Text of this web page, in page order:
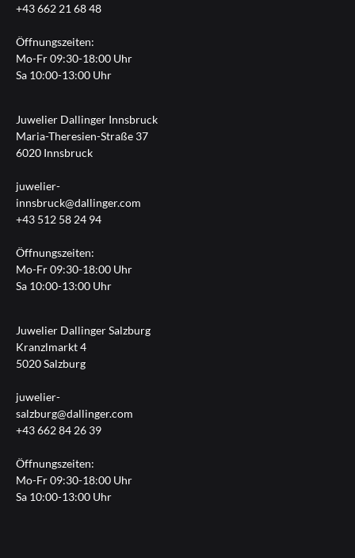
+43 662 21 68 48
Öffnungszeiten:
Mo-Fr 09:30-18:00 Uhr
Sa 10:00-13:00 Uhr
Juwelier Dallinger Innsbruck
Maria-Theresien-Straße 37
6020 Innsbruck
juwelier-
innsbruck@dallinger.com
+43 512 58 24 94
Öffnungszeiten:
Mo-Fr 09:30-18:00 Uhr
Sa 10:00-13:00 Uhr
Juwelier Dallinger Salzburg
Kranzlmarkt 4
5020 Salzburg
juwelier-
salzburg@dallinger.com
+43 662 84 26 39
Öffnungszeiten:
Mo-Fr 09:30-18:00 Uhr
Sa 10:00-13:00 Uhr